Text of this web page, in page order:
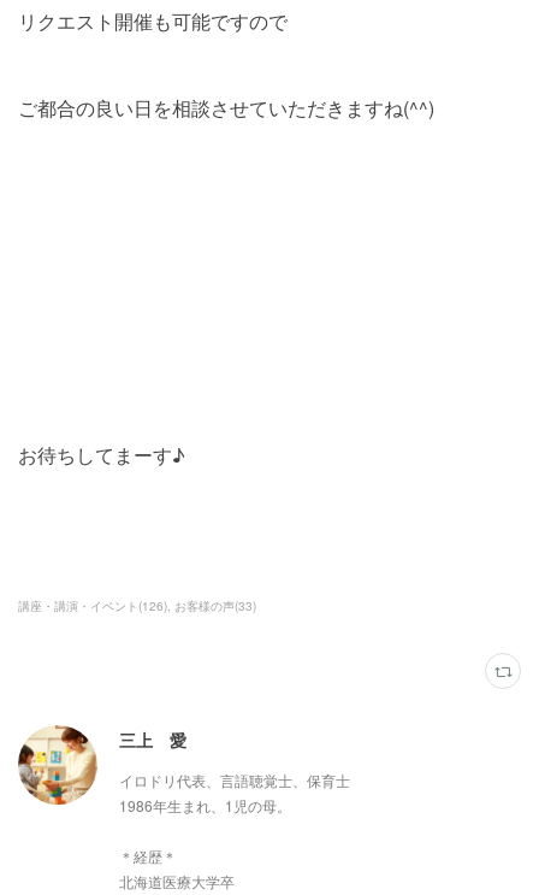
リクエスト開催も可能ですので
ご都合の良い日を相談させていただきますね(^^)
お待ちしてまーす♪
講座・講演・イベント (126) お客様の声(33)
三上 愛
イロドリ代表、言語聴覚士、保育士
1986年生まれ、1児の母。
＊経歴＊
北海道医療大学卒